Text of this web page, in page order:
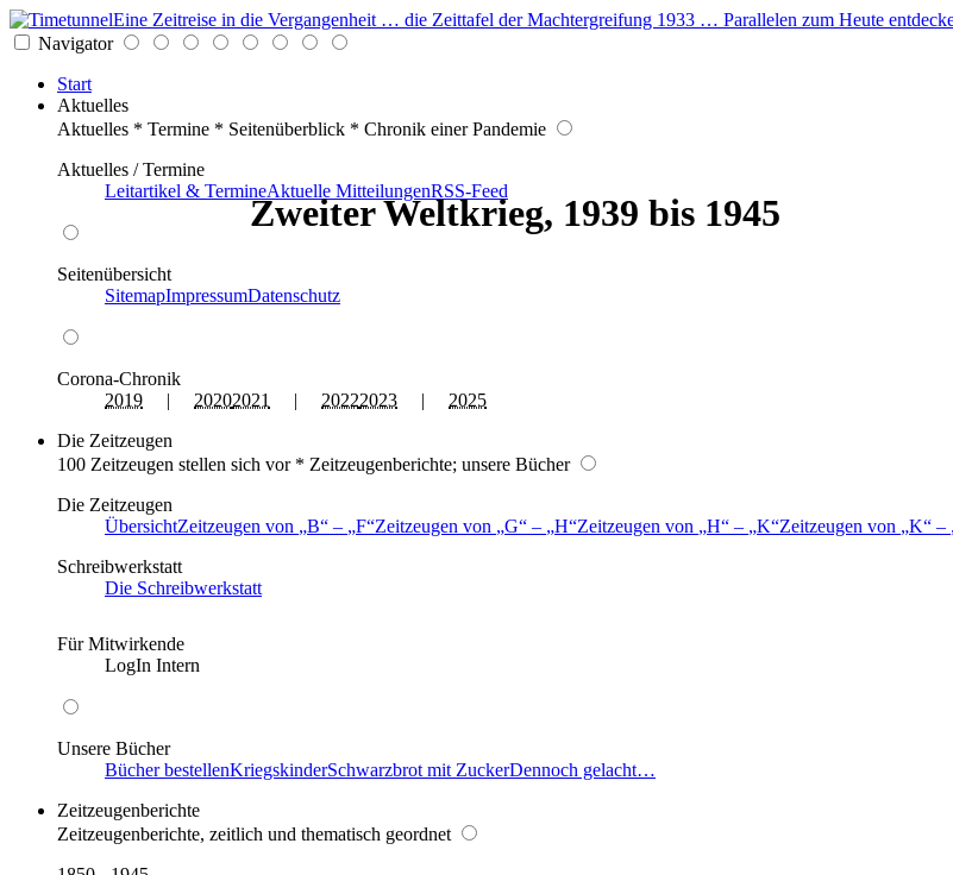
Eine Zeitreise in die Vergangenheit … die Zeittafel der Machtergreifung 1933 … Parallelen zum Heute
Navigator
Start
Aktuelles
Aktuelles * Termine * Seitenüberblick * Chronik einer Pandemie
Aktuelles / Termine
Leitartikel & TermineAktuelle MitteilungenRSS-Feed
Seitenübersicht
SitemapImpressumDatenschutz
Corona-Chronik
2019 | 20202021 | 20222023 | 2025
Die Zeitzeugen
100 Zeitzeugen stellen sich vor * Zeitzeugenberichte; unsere Bücher
Die Zeitzeugen
ÜbersichtZeitzeugen von B – F Zeitzeugen von G – H Zeitzeugen von H – K Zeitzeugen von K –
Schreibwerkstatt
Die Schreibwerkstatt
Für Mitwirkende
LogIn Intern
Unsere Bücher
Bücher bestellenKriegskinderSchwarzbrot mit ZuckerDennoch gelacht…
Zeitzeugenberichte
Zeitzeugenberichte, zeitlich und thematisch geordnet
Zweiter Weltkrieg, 1939 bis 1945